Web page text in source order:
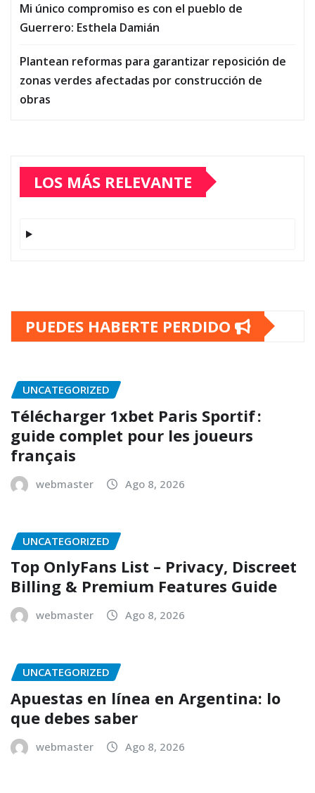
Mi único compromiso es con el pueblo de
Guerrero: Esthela Damián
Plantean reformas para garantizar reposición de
zonas verdes afectadas por construcción de
obras
LOS MÁS RELEVANTE
PUEDES HABERTE PERDIDO
UNCATEGORIZED
Télécharger 1xbet Paris Sportif :
guide complet pour les joueurs
français
webmaster Ago 8, 2026
UNCATEGORIZED
Top OnlyFans List – Privacy, Discreet
Billing & Premium Features Guide
webmaster Ago 8, 2026
UNCATEGORIZED
Apuestas en línea en Argentina: lo
que debes saber
webmaster Ago 8, 2026